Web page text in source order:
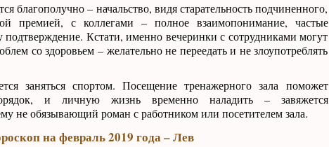
благополучно – начальство, видя старательность подчиненного,
премией, с коллегами – полное взаимопонимание, частые
Кстати, именно вечеринки с сотрудниками могут
со здоровьем – желательно не переедать и не злоупотреблять
заняться спортом. Посещение тренажерного зала поможет
и личную жизнь временно наладить – завяжется
не обязывающий роман с работником или посетителем зала.
на февраль 2019 года – Лев